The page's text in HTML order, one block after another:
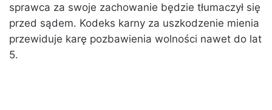
sprawca za swoje zachowanie będzie tłumaczył się
przed sądem. Kodeks karny za uszkodzenie mienia
przewiduje karę pozbawienia wolności nawet do lat
5.